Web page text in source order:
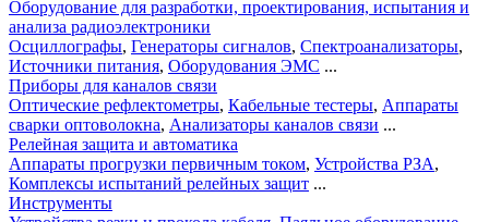
Оборудование для разработки, проектирования, испытания и
анализа радиоэлектроники
Осциллографы, Генераторы сигналов, Спектроанализаторы,
Источники питания, Оборудования ЭМС ...
Приборы для каналов связи
Оптические рефлектометры, Кабельные тестеры, Аппараты
сварки оптоволокна, Анализаторы каналов связи ...
Релейная защита и автоматика
Аппараты прогрузки первичным током, Устройства РЗА,
Комплексы испытаний релейных защит ...
Инструменты